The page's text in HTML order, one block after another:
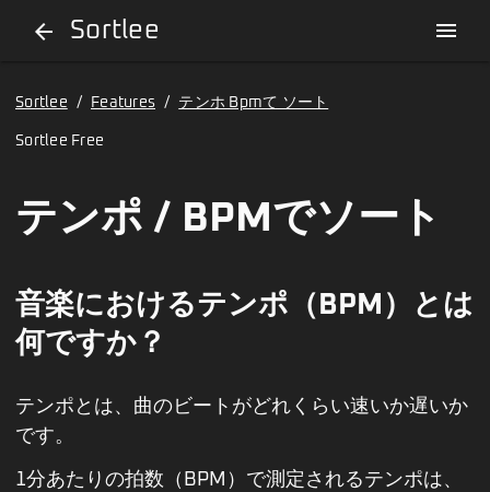
arrow_back Sortlee menu
Sortlee / Features / テンホ Bpmて ソート
Sortlee Free
テンポ / BPMでソート
音楽におけるテンポ（BPM）とは
何ですか？
テンポとは、曲のビートがどれくらい速いか遅いか
です。
1分あたりの拍数（BPM）で測定されるテンポは、